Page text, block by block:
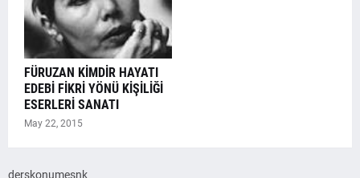
FÜRUZAN KİMDİR HAYATI
EDEBİ FİKRİ YÖNÜ KİŞİLİĞİ
ESERLERİ SANATI
May 22, 2015
derskonumesnk